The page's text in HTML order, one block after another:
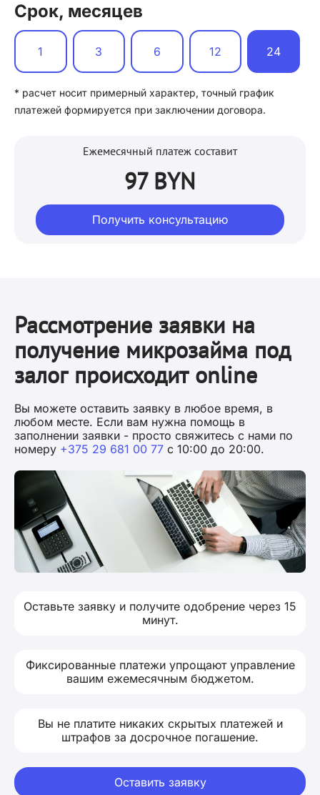
Срок, месяцев
1 3 6 12 24
* расчет носит примерный характер, точный график
платежей формируется при заключении договора.
Ежемесячный платеж составит
97 BYN
Получить консультацию
Рассмотрение заявки на
получение микрозайма под
залог происходит online
Вы можете оставить заявку в любое время, в
любом месте. Если вам нужна помощь в
заполнении заявки - просто свяжитесь с нами по
номеру +375 29 681 00 77 с 10:00 до 20:00.
Оставьте заявку и получите одобрение через 15
минут.
Фиксированные платежи упрощают управление
вашим ежемесячным бюджетом.
Вы не платите никаких скрытых платежей и
штрафов за досрочное погашение.
Оставить заявку